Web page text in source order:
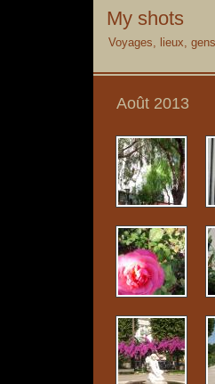
My shots
Voyages, lieux,
Août 2013